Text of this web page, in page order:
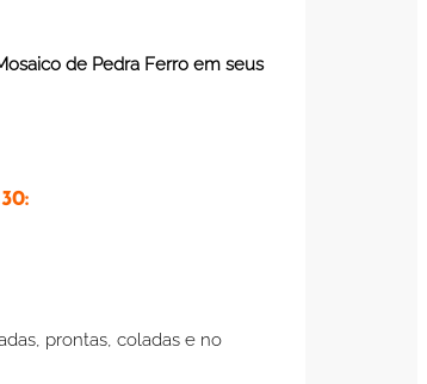
de Pedra Ferro em seus
prontas, coladas e no